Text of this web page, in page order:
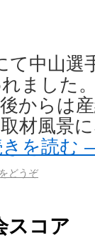
て中山選
ました
からは
材風景
を読む
どうぞ
スコア